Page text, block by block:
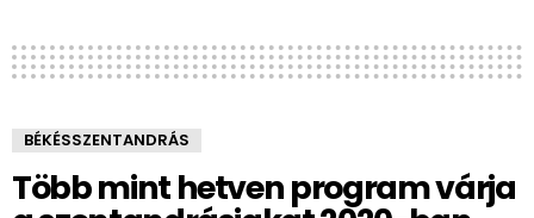
BÉKÉSSZENTANDRÁS
Több mint hetven program várja